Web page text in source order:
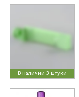
В наличии 3 штуки